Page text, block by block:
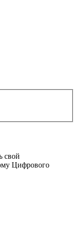
свой
Цифрового